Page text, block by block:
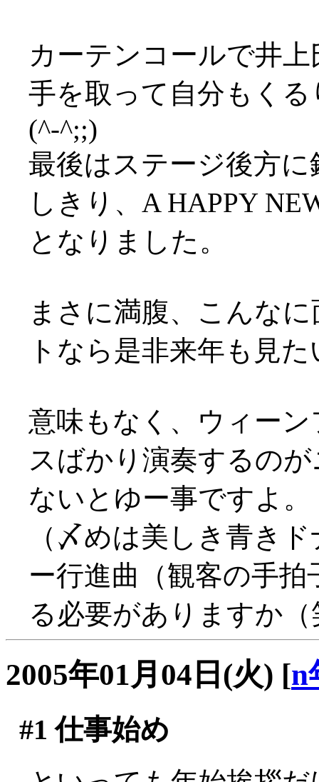
カーテンコールで井
手を取って自分もく
(^-^;;)
最後はステージ後方
しきり、A HAPPY
となりました。
まさに満腹、こんな
トなら是非来年も見
意味もなく、ウィー
スばかり演奏するの
ないとゆー事ですよ。
（〆めは美しき青き
ー行進曲（観客の手
る必要がありますか（
2005年01月04日(火) [n
#1 仕事始め